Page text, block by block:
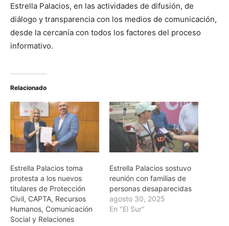
Estrella Palacios, en las actividades de difusión, de
diálogo y transparencia con los medios de comunicación,
desde la cercanía con todos los factores del proceso
informativo.
Relacionado
Estrella Palacios toma
protesta a los nuevos
titulares de Protección
Civil, CAPTA, Recursos
Humanos, Comunicación
Social y Relaciones
Estrella Palacios sostuvo
reunión con familias de
personas desaparecidas
agosto 30, 2025
En "El Sur"